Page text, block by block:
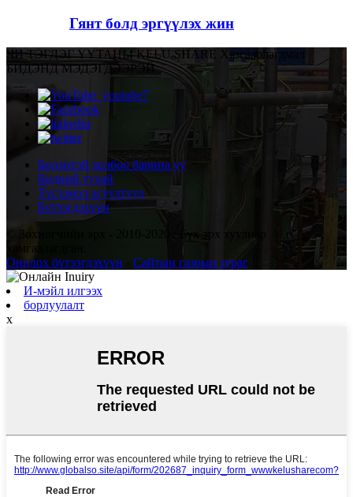
Гянт болд эргүүлэх жин
ЧИ ТЭГДЭГ ҮҮТАНЫ KELU SHARE Хязгаарлагдмал
БИДЭНД МЭДЭГДЭЭРЭЙ
Бидэнтэй холбоо барина уу
Бидний тухай
Түгээмэл асуултууд
Бүтээгдэхүүн
© Зохиогчийн эрх - 2010-2020 : Бүх эрх хуулиар
хамгаалагдсан.
Онцлох бүтээгдэхүүн
Сайтын газрын зураг
И-мэйл илгээх
борлуулалт
x